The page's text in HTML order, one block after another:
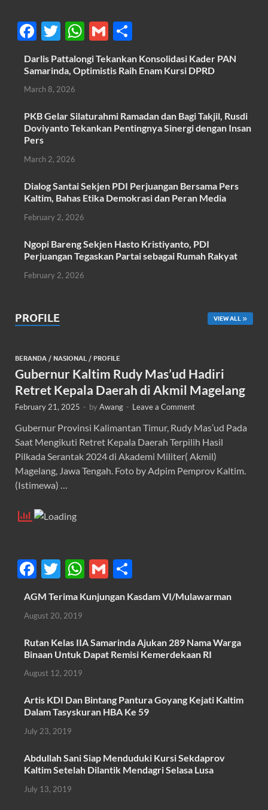
F
ac
e
b
o
o
k
T
w
itt
er
W
h
at
A
p
G
m
ail
h
ar
Darlis Pattalongi Tekankan Konsolidasi Kader PAN
Samarinda, Optimistis Raih Enam Kursi DPRD
March 8, 2026
PKB Gelar Silaturahmi Ramadan dan Bagi Takjil, Rusdi
Doviyanto Tekankan Pentingnya Sinergi dengan Insan
Pers
March 2, 2026
Dialog Santai Sekjen PDI Perjuangan Bersama Pers
Kaltim, Bahas Etika Demokrasi dan Peran Media
February 2, 2026
Ngopi Bareng Sekjen Hasto Kristiyanto, PDI
Perjuangan Tegaskan Partai sebagai Rumah Rakyat
February 2, 2026
PROFILE VIEW ALL
BERANDA / NASIONAL / PROFILE
Gubernur Kaltim Rudy Mas’ud Hadiri
Retret Kepala Daerah di Akmil Magelang
February 21, 2025 - byAwang - Leave a Comment
Gubernur Provinsi Kalimantan Timur, Rudy Mas’ud Pada
Saat Mengikuti Retret Kepala Daerah Terpilih Hasil
Pilkada Serantak 2024 di Akademi Militer( Akmil)
Magelang, Jawa Tengah. Foto by Adpim Pemprov Kaltim.
(Istimewa) …
F
ac
e
b
o
o
k
T
w
itt
er
W
h
at
A
p
G
ail
h
ar
AGM Terima Kunjungan Kasdam VI/Mulawarman
August 20, 2019
Rutan Kelas IIA Samarinda Ajukan 289 Nama Warga
Binaan Untuk Dapat Remisi Kemerdekaan RI
August 12, 2019
Artis KDI Dan Bintang Pantura Goyang Kejati Kaltim
Dalam Tasyskuran HBA Ke 59
July 23, 2019
Abdullah Sani Siap Menduduki Kursi Sekdaprov
Kaltim Setelah Dilantik Mendagri Selasa Lusa
July 13, 2019